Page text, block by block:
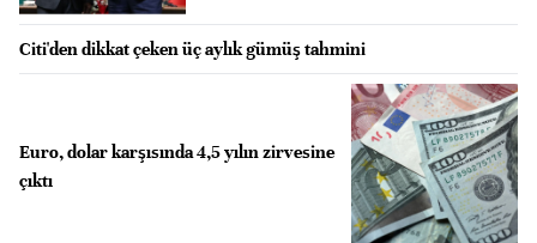
Citi'den dikkat çeken üç aylık gümüş tahmini
Euro, dolar karşısında 4,5 yılın zirvesine
çıktı